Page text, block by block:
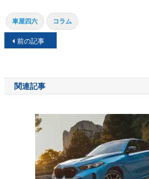
車屋四六 コラム
投
ナ
ビ
前の記事
関連記事